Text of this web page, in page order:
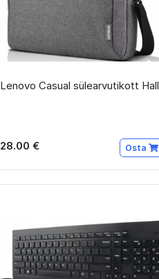
Lenovo Casual sülearvutikott Hall
28.00 € Osta